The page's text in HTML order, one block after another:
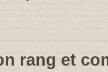
rang et